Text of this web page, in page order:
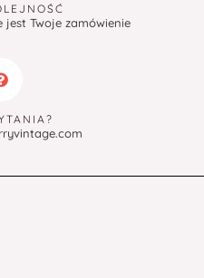
jest Twoje zamówienie